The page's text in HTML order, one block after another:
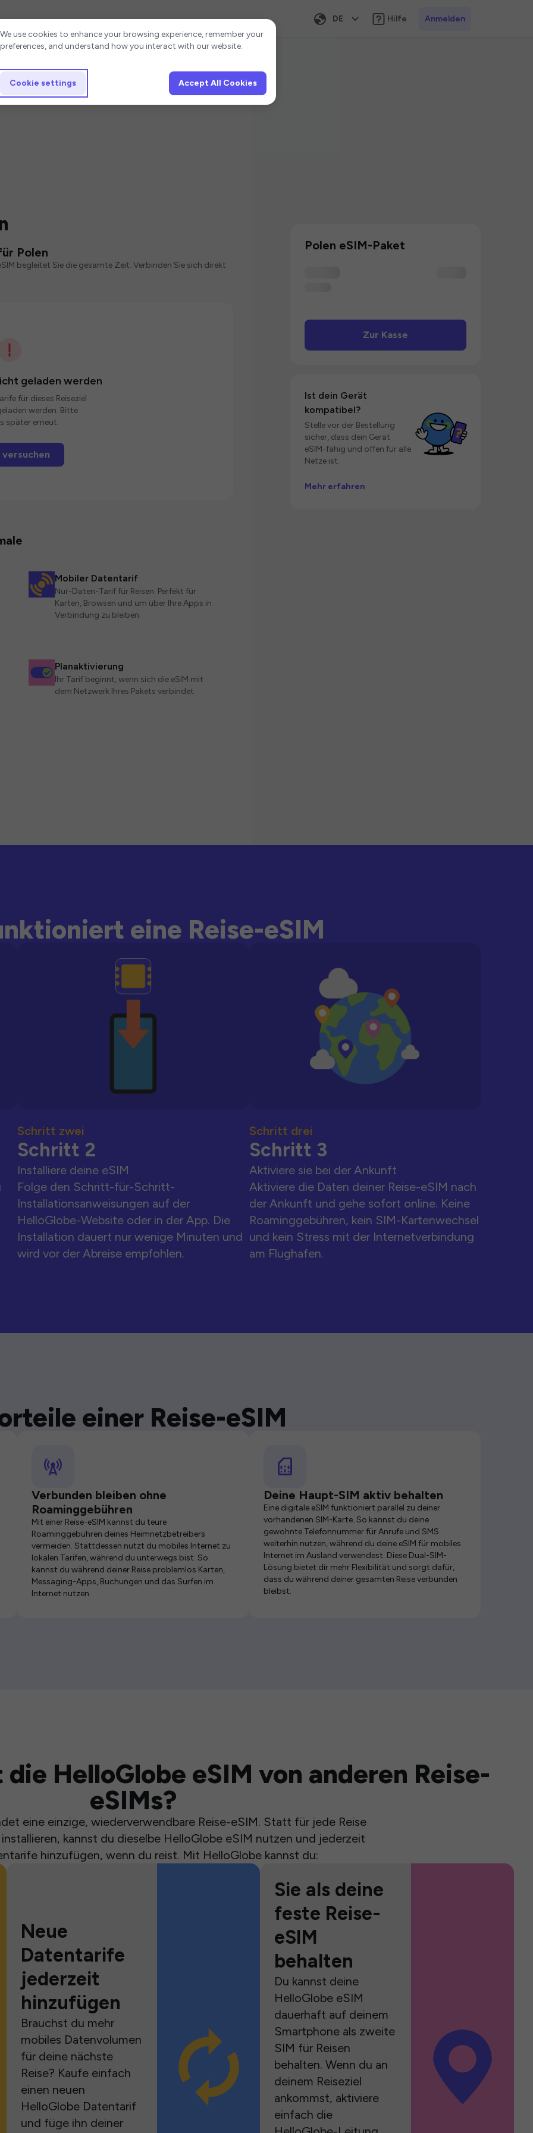
DE Hilfe Anmelden
Polen
begleitet Sie die gesamte Zeit. Verbinden Sie sich direkt
geladen werden
für dieses Reiseziel
werden. Bitte
später erneut.
Mobiler Datentarif
Nur-Daten-Tarif für Reisen. Perfekt für
Karten, Browsen und um über Ihre Apps in
Verbindung zu bleiben.
Planaktivierung
Ihr Tarif beginnt, wenn sich die eSIM mit
dem Netzwerk Ihres Pakets verbindet.
Polen eSIM-Paket
Zur Kasse
Ist dein Gerät
kompatibel?
Stelle vor der Bestellung
sicher, dass dein Gerät
eSIM-fähig und offen für alle
Netze ist.
Mehr erfahren
eine Reise-eSIM
Schritt zwei
Schritt 2
Installiere deine eSIM
Folge den Schritt-für-Schritt-
Installationsanweisungen auf der
HelloGlobe-Website oder in der App. Die
Installation dauert nur wenige Minuten und
wird vor der Abreise empfohlen.
Schritt drei
Schritt 3
Aktiviere sie bei der Ankunft
Aktiviere die Daten deiner Reise-eSIM nach
der Ankunft und gehe sofort online. Keine
Roaminggebühren, kein SIM-Kartenwechsel
und kein Stress mit der Internetverbindung
am Flughafen.
einer Reise-eSIM
Verbunden bleiben ohne
Roaminggebühren
Mit einer Reise-eSIM kannst du teure
Roaminggebühren deines Heimnetzbetreibers
vermeiden. Stattdessen nutzt du mobiles Internet zu
lokalen Tarifen, während du unterwegs bist. So
kannst du während deiner Reise problemlos Karten,
Messaging-Apps, Buchungen und das Surfen im
Internet nutzen.
Deine Haupt-SIM aktiv behalten
Eine digitale eSIM funktioniert parallel zu deiner
vorhandenen SIM-Karte. So kannst du deine
gewohnte Telefonnummer für Anrufe und SMS
weiterhin nutzen, während du deine eSIM für mobiles
Internet im Ausland verwendest. Diese Dual-SIM-
Lösung bietet dir mehr Flexibilität und sorgt dafür,
dass du während deiner gesamten Reise verbunden
bleibst.
HelloGlobe eSIM von anderen Reise-
eSIMs?
eine einzige, wiederverwendbare Reise-eSIM. Statt für jede Reise
kannst du dieselbe HelloGlobe eSIM nutzen und jederzeit
hinzufügen, wenn du reist. Mit HelloGlobe kannst du:
Neue
Datentarife
jederzeit
hinzufügen
Brauchst du mehr
mobiles Datenvolumen
für deine nächste
Reise? Kaufe einfach
einen neuen
HelloGlobe Datentarif
und füge ihn deiner
Sie als deine
feste Reise-
eSIM
behalten
Du kannst deine
HelloGlobe eSIM
dauerhaft auf deinem
Smartphone als zweite
SIM für Reisen
behalten. Wenn du an
deinem Reiseziel
ankommst, aktiviere
einfach die
Cookie settings
We use cookies to enhance your browsing experience, remember your
preferences, and understand how you interact with our website.
Cookie settings Accept All Cookies